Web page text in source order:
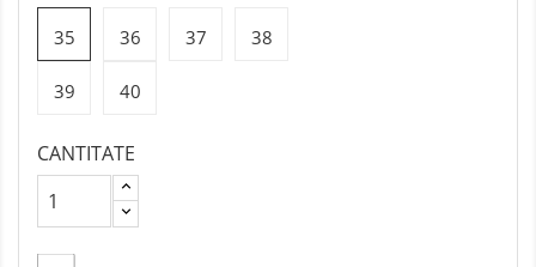
35 36 37 38
39 40
CANTITATE